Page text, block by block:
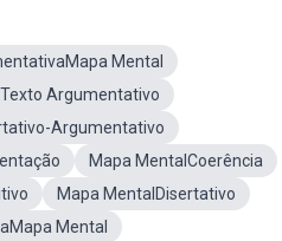
Mental
Argumentativo
Argumentativo
Mapa MentalCoerência
Mapa MentalDisertativo
Mental